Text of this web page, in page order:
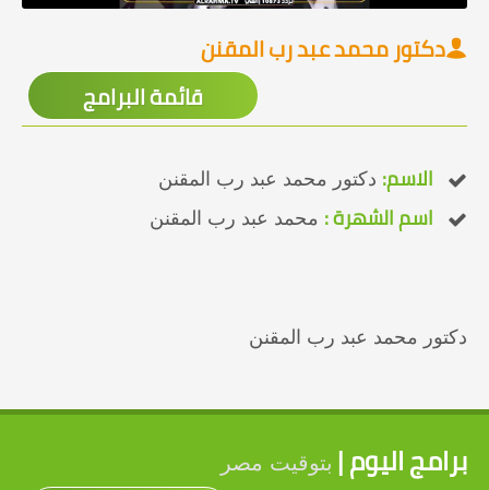
دكتور محمد عبد رب المقنن
قائمة البرامج
الاسم: دكتور محمد عبد رب المقنن
اسم الشهرة : محمد عبد رب المقنن
دكتور محمد عبد رب المقنن
برامج اليوم | بتوقيت مصر